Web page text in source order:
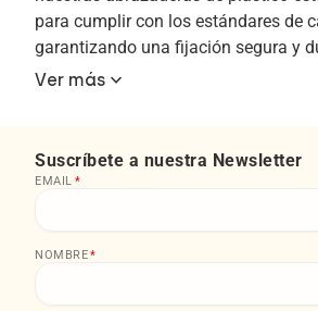
para cumplir con los estándares de
garantizando una fijación segura y
Ver más keyboard_arrow_down
Suscríbete a nuestra Newsletter
EMAIL *
NOMBRE*